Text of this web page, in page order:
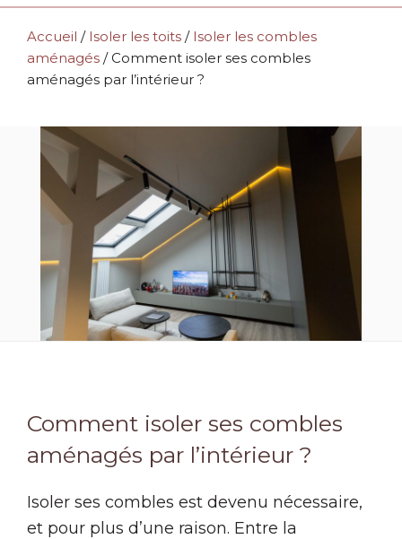
Accueil / Isoler les toits / Isoler les combles
aménagés / Comment isoler ses combles
aménagés par l’intérieur ?
Comment isoler ses combles
aménagés par l’intérieur ?
Isoler ses combles est devenu nécessaire,
et pour plus d’une raison. Entre la